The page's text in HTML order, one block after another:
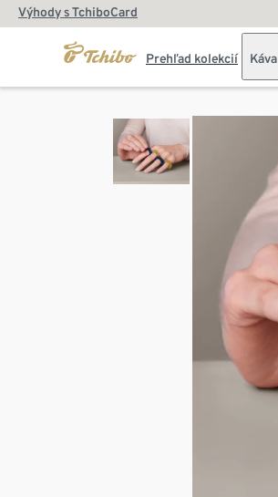
Výhody s TchiboCard
Prehľad kolekcií Káva